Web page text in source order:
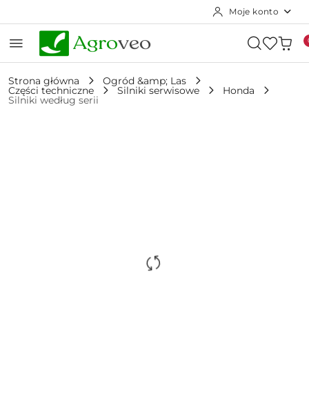
Moje konto
Strona główna Ogród &amp; Las
Części techniczne Silniki serwisowe Honda
Silniki według serii